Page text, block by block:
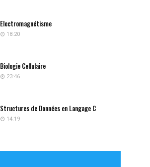
Electromagnétisme
18:20
Biologie Cellulaire
23:46
Structures de Données en Langage C
14:19